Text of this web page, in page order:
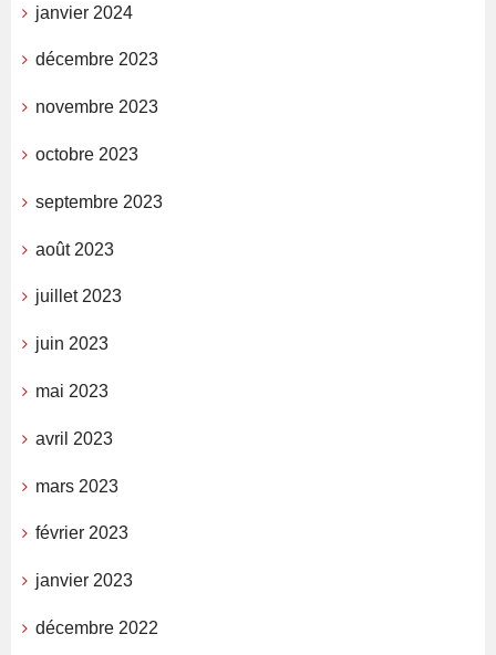
janvier 2024
décembre 2023
novembre 2023
octobre 2023
septembre 2023
août 2023
juillet 2023
juin 2023
mai 2023
avril 2023
mars 2023
février 2023
janvier 2023
décembre 2022